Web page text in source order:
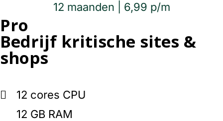
12 maanden | 6,99 p/m
Pro
Bedrijf kritische sites &
shops
12 cores CPU
12 GB RAM